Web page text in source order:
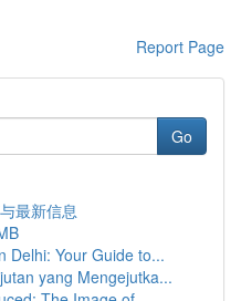
Report Page
Go
最新信息
Delhi: Your Guide to...
yang Mengejutka...